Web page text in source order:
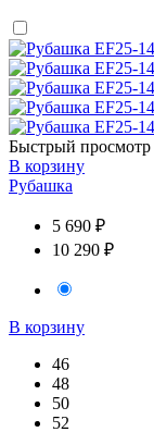
Быстрый просмотр
В корзину
Рубашка
5 690 ₽
10 290 ₽
В корзину
46
48
50
52